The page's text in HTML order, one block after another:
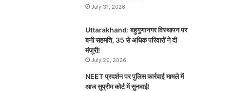
July 31, 2026
Uttarakhand: बहुगुणानगर विस्थापन पर
बनी सहमति, 35 से अधिक परिवारों ने दी
मंजूरी!
July 29, 2026
NEET प्रदर्शन पर पुलिस कार्रवाई मामले में
आज सुप्रीम कोर्ट में सुनवाई!